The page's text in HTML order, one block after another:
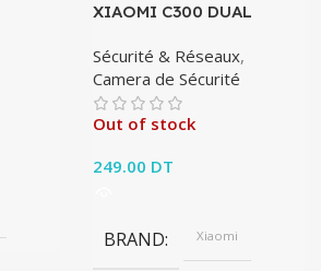
XIAOMI C300 DUAL
Sécurité & Réseaux,
Camera de Sécurité
Out of stock
249.00 DT
BRAND Xiaomi